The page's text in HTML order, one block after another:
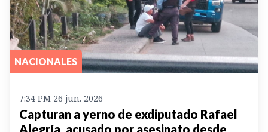
NACIONALES
7:34 PM 26 jun. 2026
Capturan a yerno de exdiputado Rafael
Alegría, acusado por asesinato desde